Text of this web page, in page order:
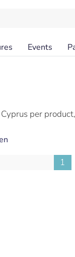
Events
per
1